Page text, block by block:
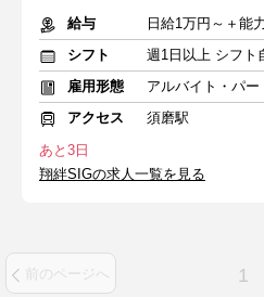
給与
日給1万円～＋能
シフト
週1日以上 シフト
雇用形態
アルバイト・パー
アクセス
須磨駅
あと3日
翔絆SIGの求人一覧を見る
前のページへ 1